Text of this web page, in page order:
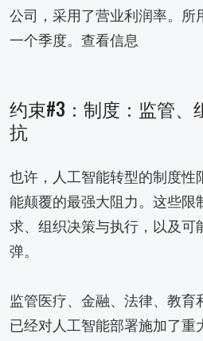
公司，采用了营业利润率。所
一个季度。查看信息
约束#3：制度：监管、
抗
也许，人工智能转型的制度性
能颠覆的最强大阻力。这些限
求、组织决策与执行，以及可
弹。
监管医疗、金融、法律、教育
已经对人工智能部署施加了重